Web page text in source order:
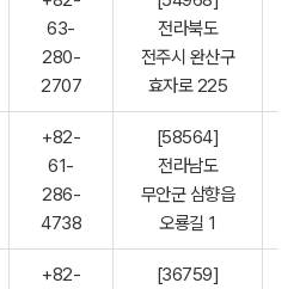
63-
280-
2707
전라북도
전주시 완산구
효자로 225
+82-
61-
286-
4738
[58564]
전라남도
무안군 삼향읍
오룡길 1
+82-
[36759]